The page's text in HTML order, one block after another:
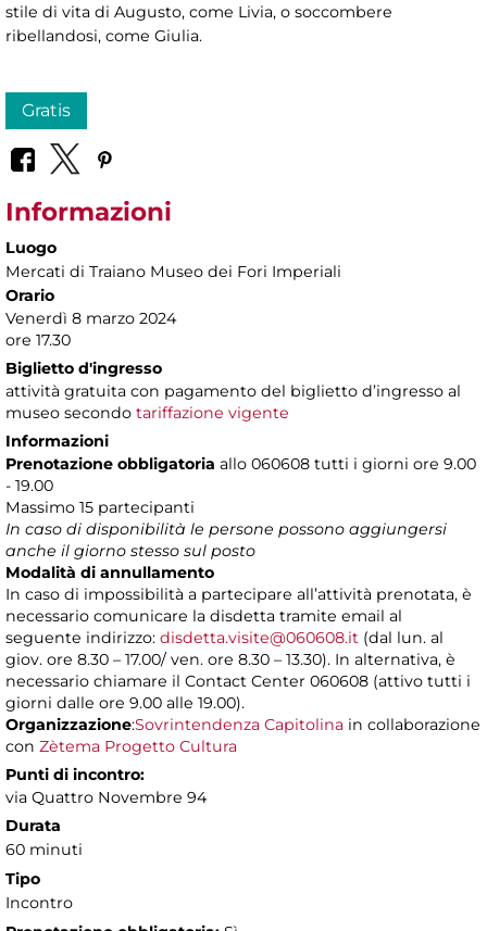
stile di vita di Augusto, come Livia, o soccombere
ribellandosi, come Giulia.
Gratis
Informazioni
Luogo
Mercati di Traiano Museo dei Fori Imperiali
Orario
Venerdì 8 marzo 2024
ore 17.30
Biglietto d'ingresso
attività gratuita con pagamento del biglietto d’ingresso al
museo secondo tariffazione vigente
Informazioni
Prenotazione obbligatoria allo 060608 tutti i giorni ore 9.00
- 19.00
Massimo 15 partecipanti
In caso di disponibilità le persone possono aggiungersi
anche il giorno stesso sul posto
Modalità di annullamento
In caso di impossibilità a partecipare all’attività prenotata, è
necessario comunicare la disdetta tramite email al
seguente indirizzo: disdetta.visite@060608.it (dal lun. al
giov. ore 8.30 – 17.00/ ven. ore 8.30 – 13.30). In alternativa, è
necessario chiamare il Contact Center 060608 (attivo tutti i
giorni dalle ore 9.00 alle 19.00).
Organizzazione:Sovrintendenza Capitolina in collaborazione
con Zètema Progetto Cultura
Punti di incontro:
via Quattro Novembre 94
Durata
60 minuti
Tipo
Incontro